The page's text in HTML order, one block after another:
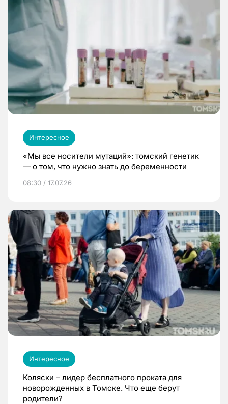
Интересное
«Мы все носители мутаций»: томский генетик
— о том, что нужно знать до беременности
08:30 / 17.07.26
Интересное
Коляски – лидер бесплатного проката для
новорожденных в Томске. Что еще берут
родители?